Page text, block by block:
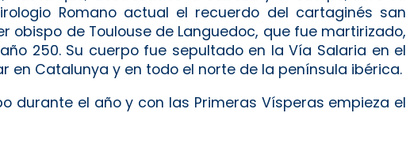
Romano actual el recuerdo del cartaginés san
obispo de Toulouse de Languedoc, que fue martirizado,
250. Su cuerpo fue sepultado en la Vía Salaria en el
en Catalunya y en todo el norte de la península ibérica.
durante el año y con las Primeras Vísperas empieza el